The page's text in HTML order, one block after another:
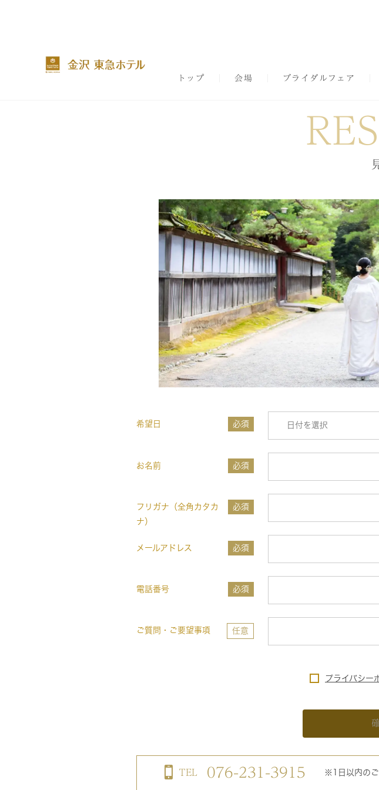
トップ 会場 ブライダルフェア
希望日 必須
お名前 必須
フリガナ（全角カタカ
ナ）
必須
メールアドレス 必須
電話番号 必須
ご質問・ご要望事項 任意
プライバシー
TEL 076-231-3915 ※1日以内のご